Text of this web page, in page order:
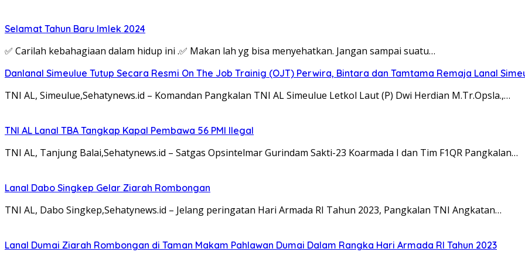
Selamat Tahun Baru Imlek 2024
✅ Carilah kebahagiaan dalam hidup ini .✅ Makan lah yg bisa menyehatkan. Jangan sampai suatu…
Danlanal Simeulue Tutup Secara Resmi On The Job Trainig (OJT) Perwira, Bintara dan Tamtama Remaja Lanal
TNI AL, Simeulue,Sehatynews.id – Komandan Pangkalan TNI AL Simeulue Letkol Laut (P) Dwi Herdian M.Tr.Opsla.,…
TNI AL Lanal TBA Tangkap Kapal Pembawa 56 PMI Ilegal
TNI AL, Tanjung Balai,Sehatynews.id – Satgas Opsintelmar Gurindam Sakti-23 Koarmada I dan Tim F1QR Pangkalan…
Lanal Dabo Singkep Gelar Ziarah Rombongan
TNI AL, Dabo Singkep,Sehatynews.id – Jelang peringatan Hari Armada RI Tahun 2023, Pangkalan TNI Angkatan…
Lanal Dumai Ziarah Rombongan di Taman Makam Pahlawan Dumai Dalam Rangka Hari Armada RI Tahun 2023